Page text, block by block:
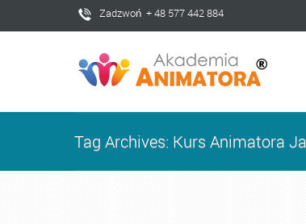
Zadzwoń + 48 577 442 884
Tag Archives: Kurs Animatora